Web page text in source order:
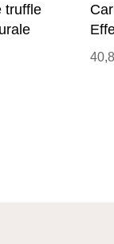
truffle